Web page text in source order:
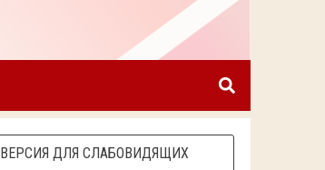
ВЕРСИЯ ДЛЯ СЛАБОВИДЯЩИХ